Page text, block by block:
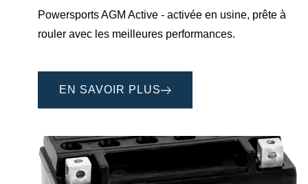
Powersports AGM Active - activée en usine, prête à
rouler avec les meilleures performances.
EN SAVOIR PLUS